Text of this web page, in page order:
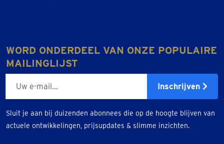
WORD ONDERDEEL VAN ONZE POPULAIRE
MAILINGLIJST
Inschrijven
Sluit je aan bij duizenden abonnees die op de hoogte blijven van
actuele ontwikkelingen, prijsupdates & slimme inzichten.